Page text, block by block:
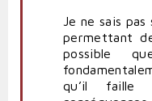
Je ne sais
permettant
possible
qu’il faille